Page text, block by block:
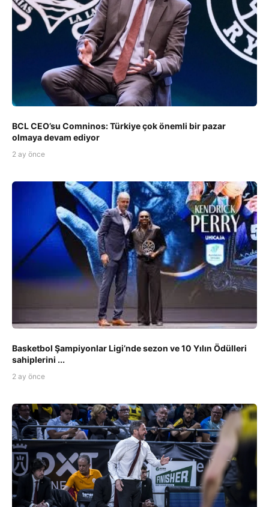
BCL CEO’su Comninos: Türkiye çok önemli bir pazar
olmaya devam ediyor
2 ay önce
Basketbol Şampiyonlar Ligi’nde sezon ve 10 Yılın Ödülleri
sahiplerini ...
2 ay önce